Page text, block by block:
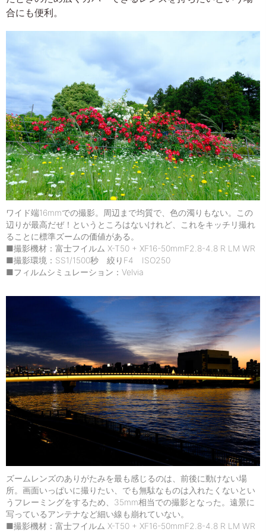
合にも便利。
ワイド端16mmでの撮影。周辺まで均質で、色の濁りもない。この
辺りが最高だぜ！というところはないけれど、これをキッチリ撮れ
ることに標準ズームの価値がある。
■撮影機材：富士フイルム X-T50 + XF16-50mmF2.8-4.8 R LM WR
■撮影環境：SS1/1500秒 絞りF4 ISO250
■フィルムシミュレーション：Velvia
ズームレンズのありがたみを最も感じるのは、前後に動けない場
所。画面いっぱいに撮りたい、でも無駄なものは入れたくないとい
うフレーミングをするため、35mm相当での撮影となった。遠景に
写っているアンテナなど細い線も崩れていない。
■撮影機材：富士フイルム X-T50 + XF16-50mmF2.8-4.8 R LM WR